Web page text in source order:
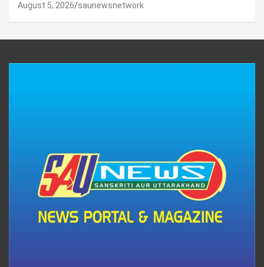
August 5, 2026 saunewsnetwork